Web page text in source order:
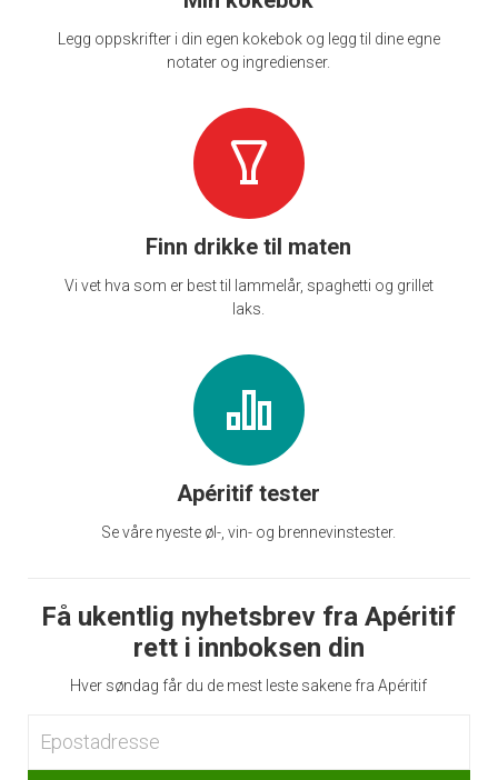
Legg oppskrifter i din egen kokebok og legg til dine egne
notater og ingredienser.
Finn drikke til maten
Vi vet hva som er best til lammelår, spaghetti og grillet
laks.
Apéritif tester
Se våre nyeste øl-, vin- og brennevinstester.
Få ukentlig nyhetsbrev fra Apéritif
rett i innboksen din
Hver søndag får du de mest leste sakene fra Apéritif